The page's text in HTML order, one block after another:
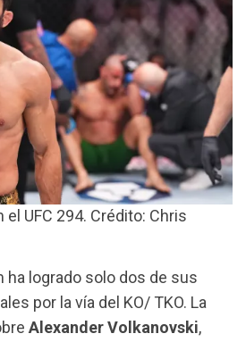
UFC 294. Crédito: Chris
ha logrado solo dos de sus
por la vía del KO/ TKO. La
AlexanderVolkanovski,